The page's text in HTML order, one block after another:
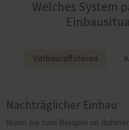
Welches System
Vorbauraffstoren
Nachträglicher Einbau
Wenn Sie zum Beispiel im
Harmonische
Direkt auf das Fenster montiert,